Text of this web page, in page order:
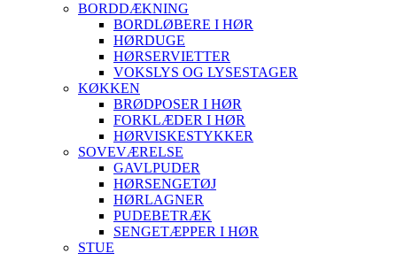
BORDDÆKNING
BORDLØBERE I HØR
HØRDUGE
HØRSERVIETTER
VOKSLYS OG LYSESTAGER
KØKKEN
BRØDPOSER I HØR
FORKLÆDER I HØR
HØRVISKESTYKKER
SOVEVÆRELSE
GAVLPUDER
HØRSENGETØJ
HØRLAGNER
PUDEBETRÆK
SENGETÆPPER I HØR
STUE